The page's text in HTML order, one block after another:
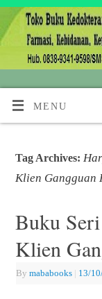
MENU
Tag Archives:
Klien Gangguan
Buku
Klien
By mababooks | 13/